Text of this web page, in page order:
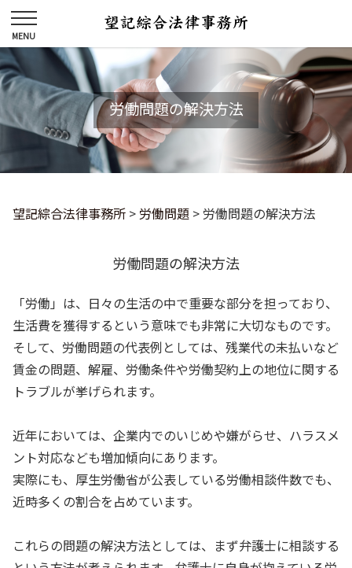
労働問題の解決方法
望記綜合法律事務所 > 労働問題 > 労働問題の解決方法
労働問題の解決方法
「労働」は、日々の生活の中で重要な部分を担っており、
生活費を獲得するという意味でも非常に大切なものです。
そして、労働問題の代表例としては、残業代の未払いなど
賃金の問題、解雇、労働条件や労働契約上の地位に関する
トラブルが挙げられます。
近年においては、企業内でのいじめや嫌がらせ、ハラスメ
ント対応なども増加傾向にあります。
実際にも、厚生労働省が公表している労働相談件数でも、
近時多くの割合を占めています。
これらの問題の解決方法としては、まず弁護士に相談する